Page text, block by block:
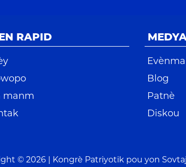
RAPID
manm
Blog
Patnè
Diskou
© 2026 | Kongrè Patriyotik pou yon